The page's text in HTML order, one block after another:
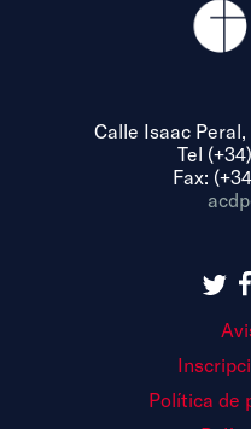
Calle Isaac
Tel
Fax:
Política de